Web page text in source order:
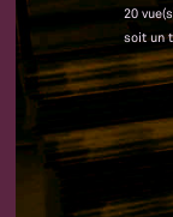
20
soit un